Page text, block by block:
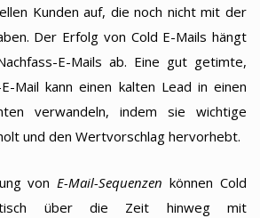
Kunden auf, die noch nicht mit der
Der Erfolg von Cold E-Mails hängt
E-Mails ab. Eine gut getimte,
Mail kann einen kalten Lead in einen
verwandeln, indem sie wichtige
und den Wertvorschlag hervorhebt.
vonE-Mail-Sequenzen können Cold
über die Zeit hinweg mit